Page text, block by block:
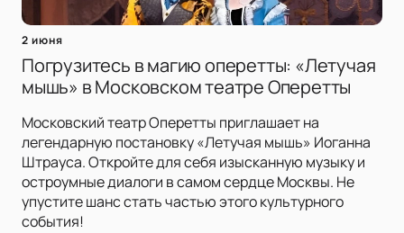
2 июня
Погрузитесь в магию оперетты: «Летучая
мышь» в Московском театре Оперетты
Московский театр Оперетты приглашает на
легендарную постановку «Летучая мышь» Иоганна
Штрауса. Откройте для себя изысканную музыку и
остроумные диалоги в самом сердце Москвы. Не
упустите шанс стать частью этого культурного
события!